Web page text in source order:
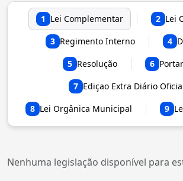
3
Regimento Interno
Resolução
7
Ediçao Extra Diário
Lei Orgânica Municipal 9